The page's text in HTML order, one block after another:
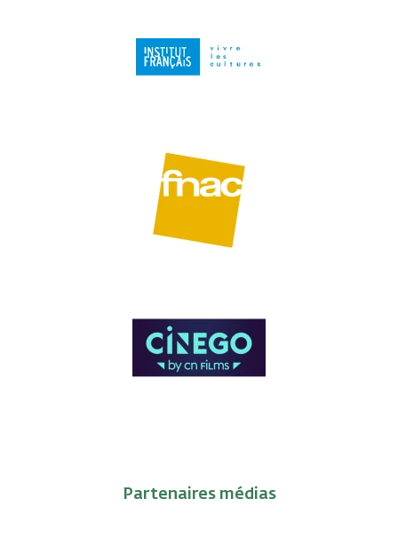
Partenaires médias